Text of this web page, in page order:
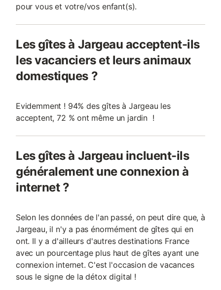
pour vous et votre/vos enfant(s).
Les gîtes à Jargeau acceptent-ils
les vacanciers et leurs animaux
domestiques ?
Evidemment ! 94% des gîtes à Jargeau les
acceptent, 72 % ont même un jardin !
Les gîtes à Jargeau incluent-ils
généralement une connexion à
internet ?
Selon les données de l'an passé, on peut dire que, à
Jargeau, il n'y a pas énormément de gîtes qui en
ont. Il y a d'ailleurs d'autres destinations France
avec un pourcentage plus haut de gîtes ayant une
connexion internet. C'est l'occasion de vacances
sous le signe de la détox digital !